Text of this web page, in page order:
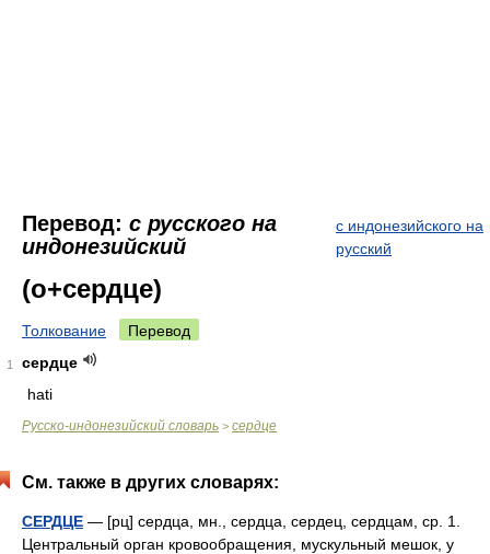
Перевод: с русского на
индонезийский
с индонезийского на
русский
(о+сердце)
Толкование Перевод
1
сердце
hati
Русско-индонезийский словарь > сердце
См. также в других словарях:
СЕРДЦЕ — [рц] сердца, мн., сердца, сердец, сердцам, ср. 1.
Центральный орган кровообращения, мускульный мешок, у